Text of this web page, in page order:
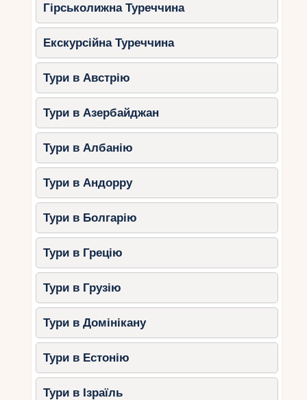
Гірськолижна Туреччина
Екскурсійна Туреччина
Тури в Австрію
Тури в Азербайджан
Тури в Албанію
Тури в Андорру
Тури в Болгарію
Тури в Грецію
Тури в Грузію
Тури в Домінікану
Тури в Естонію
Тури в Ізраїль